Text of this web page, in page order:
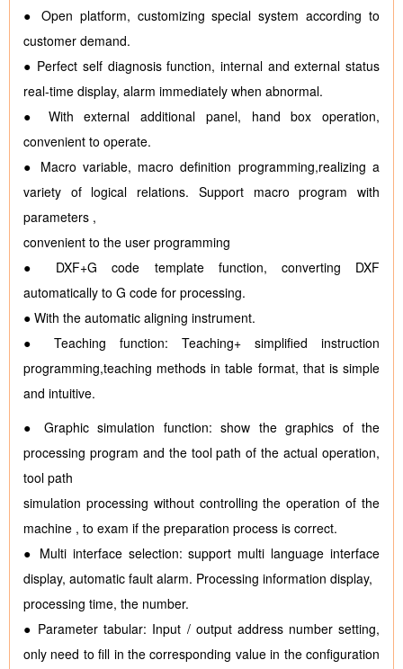
● Open platform, customizing special system according to
customer demand.
● Perfect self diagnosis function, internal and external status
real-time display, alarm immediately when abnormal.
● With external additional panel, hand box operation,
convenient to operate.
● Macro variable, macro definition programming,realizing a
variety of logical relations. Support macro program with
parameters ,
convenient to the user programming
● DXF+G code template function, converting DXF
automatically to G code for processing.
● With the automatic aligning instrument.
● Teaching function: Teaching+ simplified instruction
programming,teaching methods in table format, that is simple
and intuitive.
● Graphic simulation function: show the graphics of the
processing program and the tool path of the actual operation,
tool path
simulation processing without controlling the operation of the
machine , to exam if the preparation process is correct.
● Multi interface selection: support multi language interface
display, automatic fault alarm. Processing information display,
processing time, the number.
● Parameter tabular: Input / output address number setting,
only need to fill in the corresponding value in the configuration